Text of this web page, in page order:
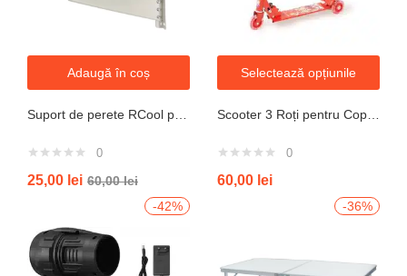
Adaugă în coș
0
25,00 lei 60,00lei
Selectează opțiunile
0
60,00 lei
-42% -36%